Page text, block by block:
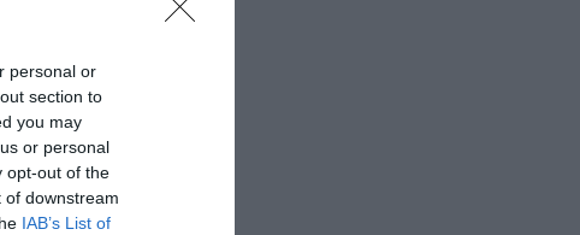
personal or
section to
you may
or personal
opt-out of the
of downstream
IAB’s List of